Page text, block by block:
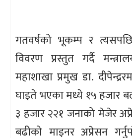
गतवर्षको भूकम्प र
विवरण प्रस्तुत गर्दै
महाशाखा प्रमुख डा.
घाइते भएका मध्ये १५ हजार
३ हजार २२१ जनाको मेजेर
बढीको माइनर अप्रेसन